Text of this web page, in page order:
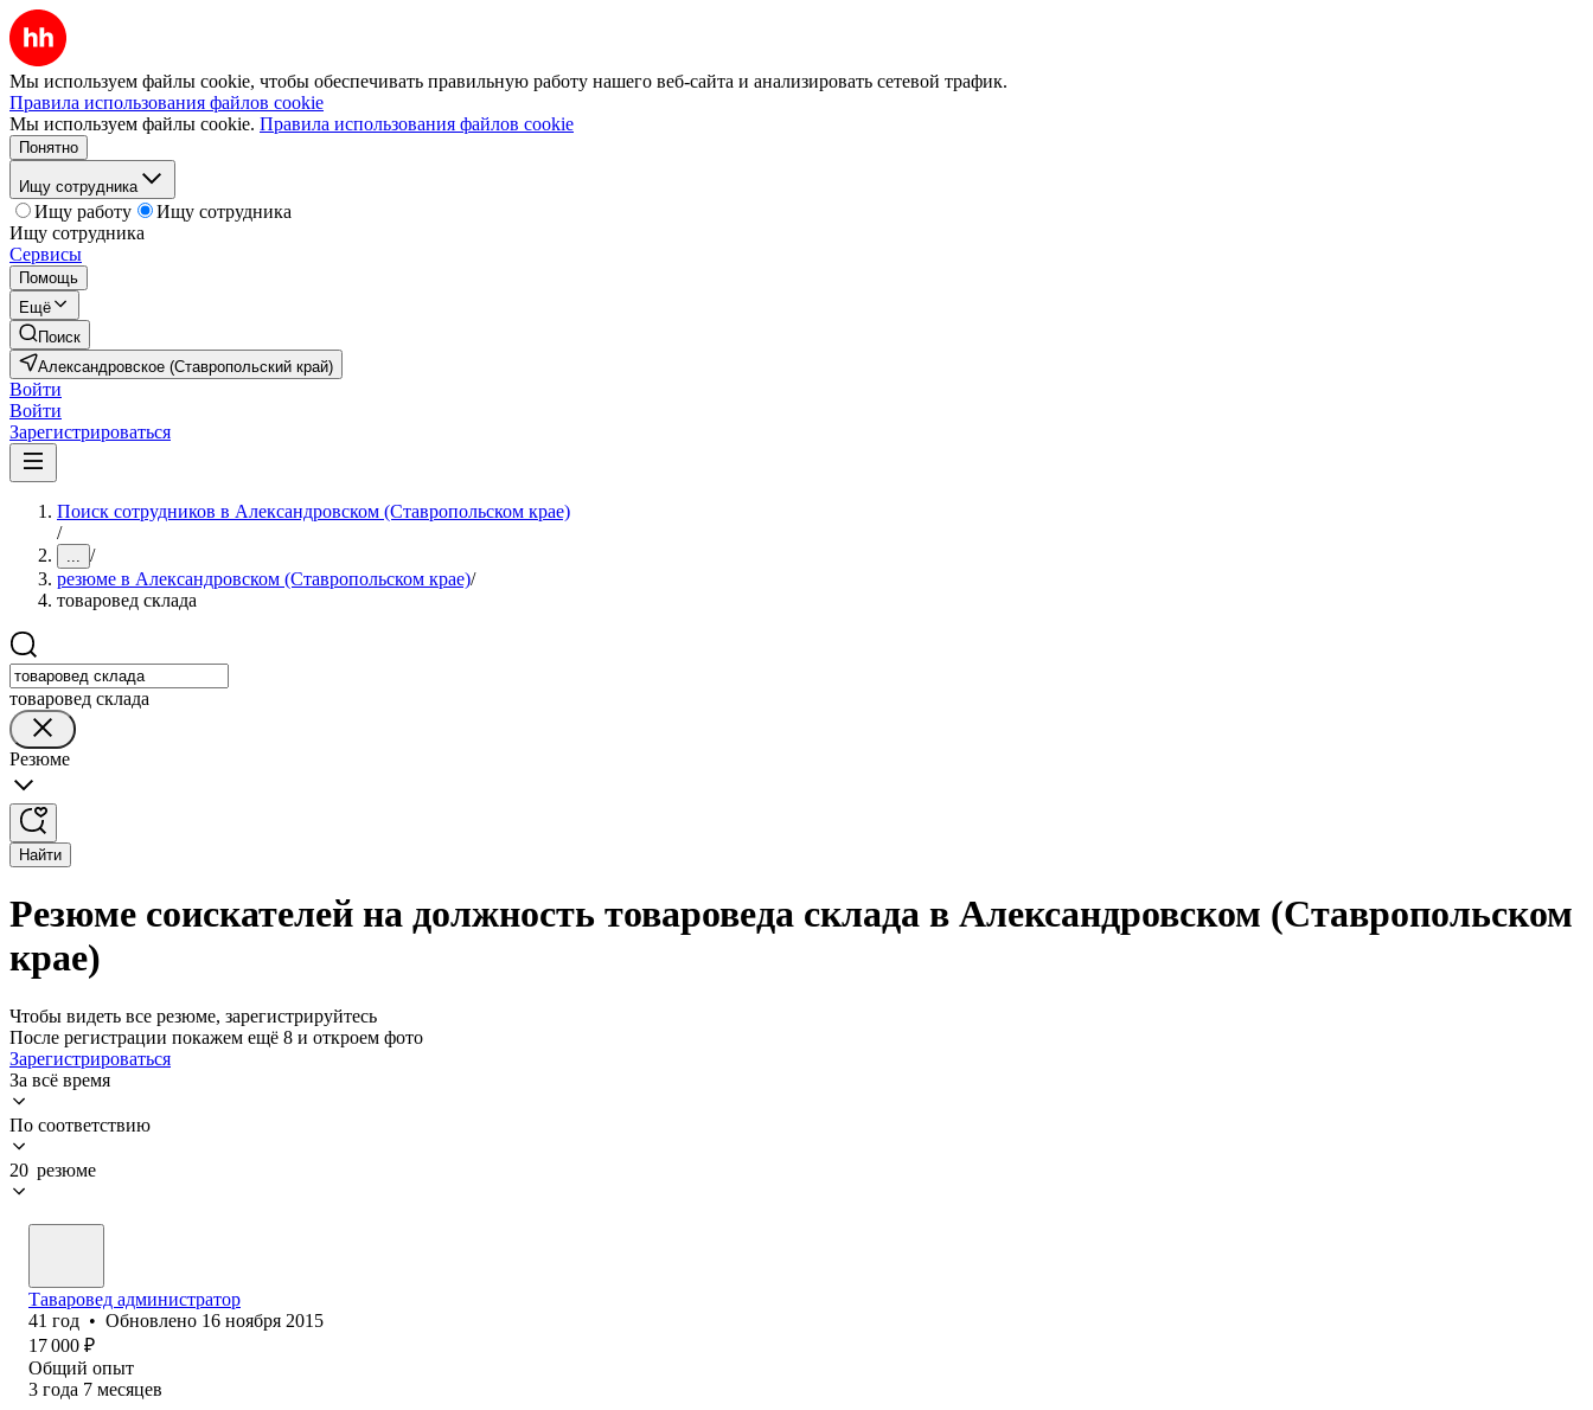
Мы используем файлы cookie, чтобы обеспечивать правильную работу нашего веб-сайта и анализировать сетевой трафик.
Правила использования файлов cookie
Мы используем файлы cookie. Правила использования файлов cookie
Понятно
Ищу сотрудника
Ищу работу
Ищу сотрудника
Ищу сотрудника
Сервисы
Помощь
Ещё
Поиск
Александровское (Ставропольский край)
Войти
Войти
Зарегистрироваться
Поиск сотрудников в Александровском (Ставропольском крае)
/
... /
резюме в Александровском (Ставропольском крае)/
товаровед склада
товаровед склада
Резюме
Найти
Резюме соискателей на должность товароведа склада в Александровском (Ставропольском
крае)
Чтобы видеть все резюме, зарегистрируйтесь
После регистрации покажем ещё 8 и откроем фото
Зарегистрироваться
За всё время
По соответствию
20 резюме
Таваровед администратор
41 год • Обновлено 16 ноября 2015
17 000 ₽
Общий опыт
3 года 7 месяцев